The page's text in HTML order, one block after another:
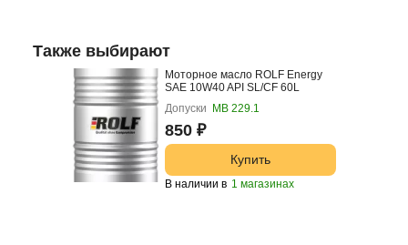
Также выбирают
Моторное масло ROLF Energy
SAE 10W40 API SL/CF 60L
Допуски
МВ 229.1
850 ₽
Купить
В наличии в 1 магазинах